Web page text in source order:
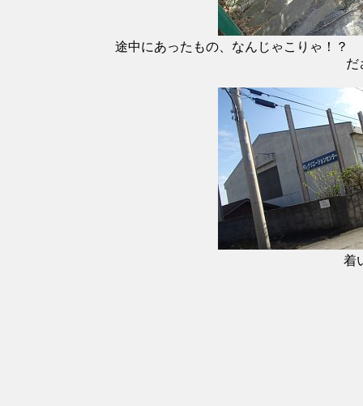
途中にあったもの、なんじゃこりゃ！？
だ
着